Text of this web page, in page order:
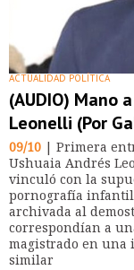
ACTUALIDAD POLÍTICA
(AUDIO) Mano
Leonelli (Por
09/10 | Primera
Ushuaia Andrés
vinculó con la
pornografía
archivada al
correspondían a
magistrado en una
similar